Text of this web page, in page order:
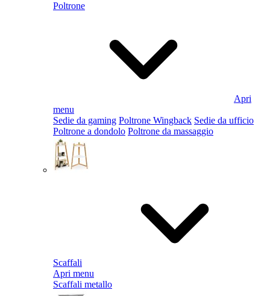
Poltrone
Apri
menu
Sedie da gaming Poltrone Wingback Sedie da ufficio
Poltrone a dondolo Poltrone da massaggio
Scaffali
Apri menu
Scaffali metallo